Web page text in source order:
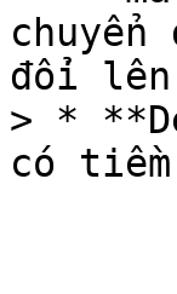
đổi lên
> *